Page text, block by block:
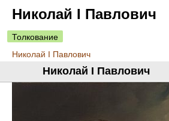
Николай I Павлович
Толкование
Николай I Павлович
Николай I Павлович